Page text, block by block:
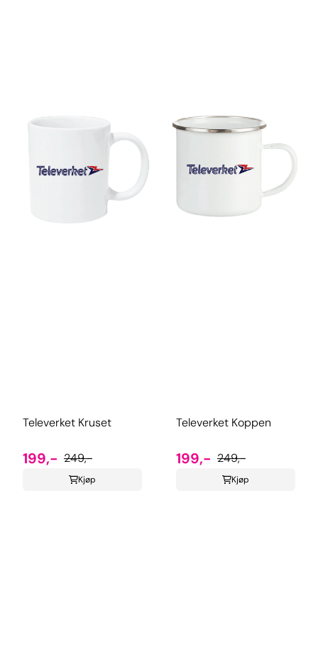
Televerket Kruset
199,- 249,-
Kjøp
Televerket Koppen
199,- 249,-
Kjøp